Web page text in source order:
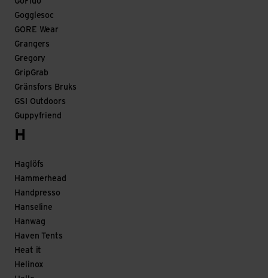
Gogglesoc
GORE Wear
Grangers
Gregory
GripGrab
Gränsfors Bruks
GSI Outdoors
Guppyfriend
H
Haglöfs
Hammerhead
Handpresso
Hanseline
Hanwag
Haven Tents
Heat it
Helinox